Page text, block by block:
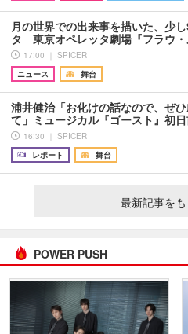
月の世界での出来事を描いた、少
タ 東京オペレッタ劇場『フラウ
17:00 ｜ SPICER
ニュース
舞台
浦井健治「お化けの話なので、ぜ
て」ミュージカル『ゴースト』初
16:30 ｜ SPICER
レポート
舞台
最新記事を
POWER PUSH